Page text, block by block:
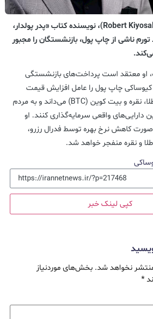
رابرت کیوساکی (Robert Kiyosaki)، نویسنده کتاب «پدر پولدار،
تورم ناشی از چاپ پول، بازنشستگان را مجبور
او معتقد است پرداخت‌های بازنشستگی
چاپ پول را عامل افزایش قیمت
دارایی‌هایی مانند طلا، نقره و بیت کوین (BTC) می‌داند و به مردم
دارایی‌های واقعی سرمایه‌گذاری کنند. او
کاهش نرخ بهره توسط فدرال رزرو،
و نقره منفجر خواهد شد.
کپی لینک خبر
نخواهد شد. بخش‌های موردنیاز
*